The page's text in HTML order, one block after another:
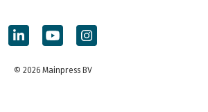
© 2026 Mainpress BV